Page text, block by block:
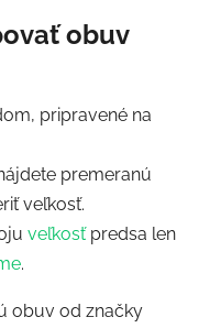
obuv
pripravené na
premeranú
veľkosť.
veľkosťpredsa len
.
obuv od značky